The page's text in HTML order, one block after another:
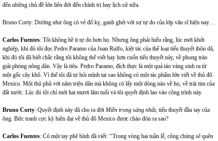
đến những chủ đề lớn liên đới đến chính trị hay lịch sử nữa.
Bruno Corty: Dường như ông có vẻ đố kỵ, ganh ghét với sự tự do của lớp văn sĩ hiện nay…
Carlos Fuentes: Tôi không hề ít tự do hơn họ. Nhưng ông phải hiểu rằng, lúc mới khởi
nghiệp, khi đó tôi đọc Pedro Paramo của Juan Rulfo, kiệt tác của thể loại tiểu thuyết thôn dã,
khi đó tôi đã biết chắc rằng tôi không thể viết hay hơn cuốn tiểu thuyết này, về phong trào
giải phóng nông dân. Vậy là tiêu. Pedro Paramo, đích thực là một quả táo vàng sinh ra từ
một gốc cây khô. Vì thế tôi đã tự hỏi mình tại sao không có một tác phẩm lớn viết về thủ đô
Mexico. Một thủ phủ với năm triệu dân mà không có lấy một dòng nào về họ, về trái tim của
đất nước. Lúc đó tôi chỉ mới hai mươi lăm tuổi và tôi quyết định lao vào công trình này.
Bruno Corty: Quyết định này đã cho ra đời Miền trong sáng nhất, tiểu thuyết đầu tay của
ông. Bức tranh cực kỳ hiện đại về thủ đô Mexico được chào đón ra sao?
Carlos Fuentes: Có một tay phê bình đã viết: ‘‘Trong vòng hai tuần lễ, công chúng sẽ quên